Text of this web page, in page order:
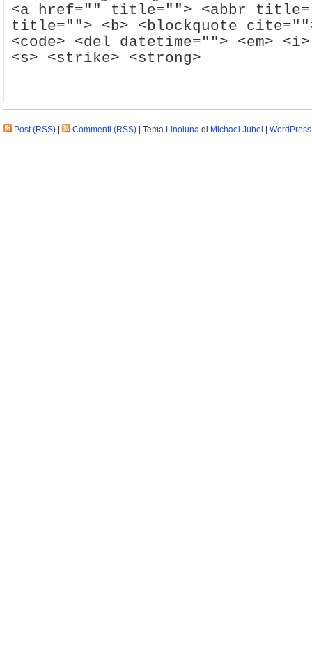
<a href="" title=""> <abbr
title=""> <b> <blockquote
<code> <del datetime=""> <em>
<s> <strike> <strong>
Post (RSS) Commenti (RSS) | Tema Linoluna di Michael Jubel WordPress